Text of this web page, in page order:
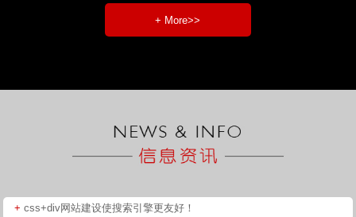
+ More>>
+ css+div网站建设使搜索引擎更友好！